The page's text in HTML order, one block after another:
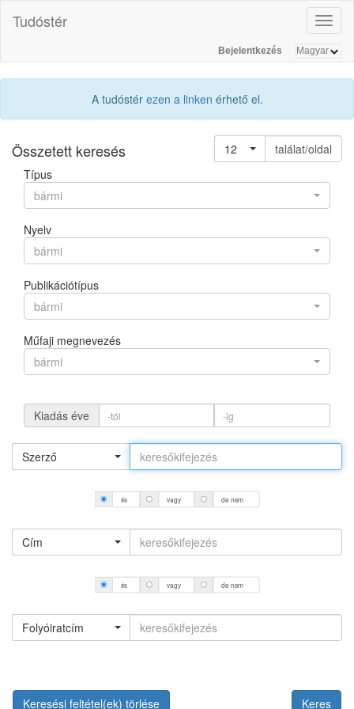
Tudóstér
Bejelentkezés
A tudóstér ezen a linken érhető el.
Összetett keresés 12
találat/oldal
Típus
bármi
Nyelv
bármi
Publikációtípus
bármi
Műfaji megnevezés
bármi
Kiadás éve
Szerző
és vagy de nem
Cím
és vagy de nem
Folyóiratcím
Keresési feltétel(ek) törlése